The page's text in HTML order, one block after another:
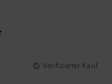
Verifizierter Kauf